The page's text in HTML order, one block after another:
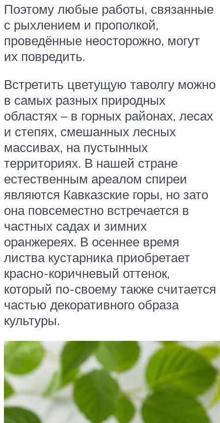
Поэтому любые работы, связанные
с рыхлением и прополкой,
проведённые неосторожно, могут
их повредить.
Встретить цветущую таволгу можно
в самых разных природных
областях – в горных районах, лесах
и степях, смешанных лесных
массивах, на пустынных
территориях. В нашей стране
естественным ареалом спиреи
являются Кавказские горы, но зато
она повсеместно встречается в
частных садах и зимних
оранжереях. В осеннее время
листва кустарника приобретает
красно-коричневый оттенок,
который по-своему также считается
частью декоративного образа
культуры.